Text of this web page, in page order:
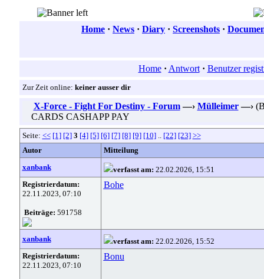
Home · News · Diary · Screenshots ·
Home · Antwort · Benutzer
Zur Zeit online: keiner ausser dir
X-Force - Fight For Destiny - Forum —› Mülleimer —›
CARDS CASHAPP PAY
Seite: << [1] [2] 3 [4] [5] [6] [7] [8] [9] [10].. [22] [23] >>
Autor
Mitteilung
xanbank
verfasst am: 22.02.2026, 15:51
Registrierdatum:
22.11.2023, 07:10
Beiträge: 591758
Bohe
xanbank verfasst am: 22.02.2026, 15:52
Registrierdatum:
22.11.2023, 07:10
Bonu